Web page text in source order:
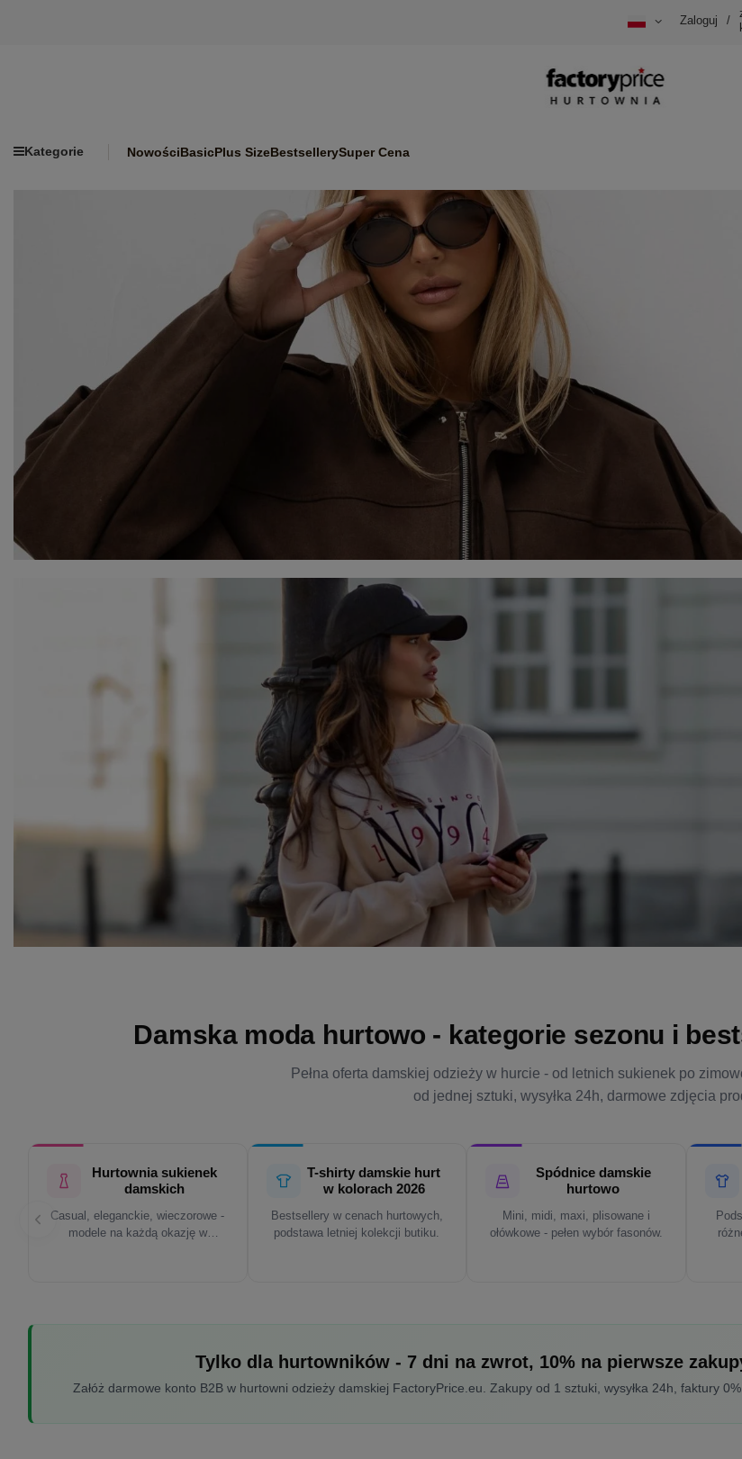
Zaloguj /
Kategorie NowościBasicPlus SizeBestsellerySuper Cena
Damska moda hurtowo - kategorie sezonu i
Pełna oferta damskiej odzieży w hurcie - od letnich sukienek po
od jednej sztuki, wysyłka 24h, darmowe zdjęcia
Hurtownia sukienek
damskich
Casual, eleganckie, wieczorowe -
modele na każdą okazję w
T-shirty damskie hurt
w kolorach 2026
Bestsellery w cenach hurtowych,
podstawa letniej kolekcji butiku.
Spódnice damskie
hurtowo
Mini, midi, maxi, plisowane i
ołówkowe - pełen wybór fasonów.
Tylko dla hurtowników - 7 dni na zwrot, 10% na pierwsze
Załóż darmowe konto B2B w hurtowni odzieży damskiej FactoryPrice.eu. Zakupy od 1 sztuki, wysyłka 24h, faktury